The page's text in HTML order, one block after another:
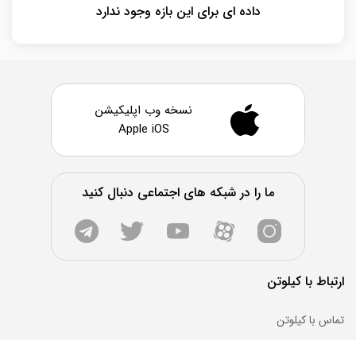
داده ای برای این بازه وجود ندارد
نسخه وب اپلیکیشن
Apple iOS
ما را در شبکه های اجتماعی دنبال کنید
ارتباط با کیلوتن
تماس با کیلوتن